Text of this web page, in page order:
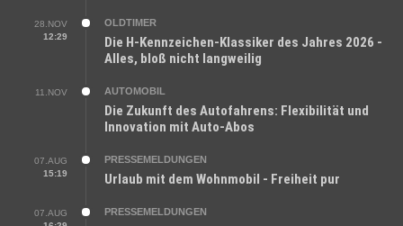
28.NOV
12:29
OLDTIMER
Die H-Kennzeichen-Klassiker des Jahres 2026 -
Alles, bloß nicht langweilig
11.NOV AUTOMOBIL
Die Zukunft des Autofahrens: Flexibilität und
Innovation mit Auto-Abos
07.AUG
15:19
PRESSEMELDUNGEN
Urlaub mit dem Wohnmobil - Freiheit pur
07.AUG
PRESSEMELDUNGEN